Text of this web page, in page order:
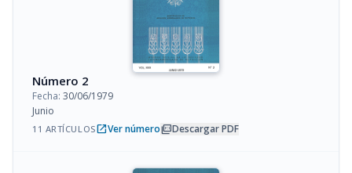
Número 2
Fecha: 30/06/1979
Junio
11 ARTÍCULOSopen_in_newVer númeropicture_as_pdfDescargar PDF